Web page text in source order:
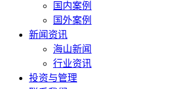
国内案例
国外案例
新闻资讯
海山新闻
行业资讯
投资与管理